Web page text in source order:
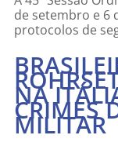
de setembro e 6
protocolos de
NA
CRIMES
MILITAR